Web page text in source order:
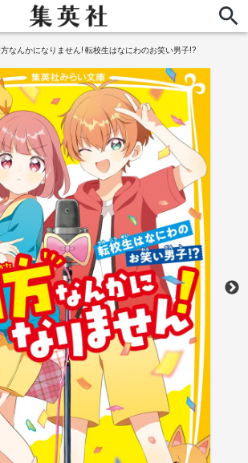
なんかになりません! 転校生はなにわのお笑い男子!?